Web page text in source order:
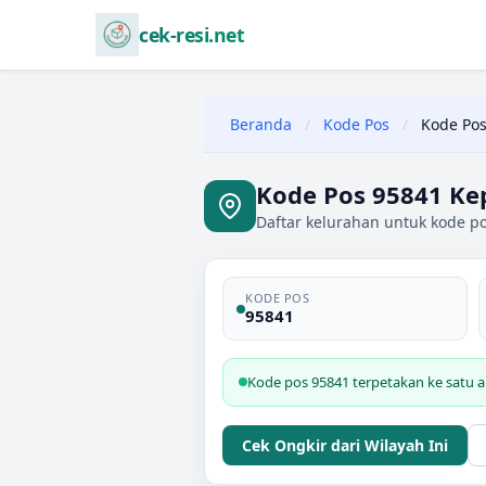
cek-resi.net
Beranda / Kode Pos / Kode
Kode Pos 95841
Daftar kelurahan untuk kode
KODE POS
95841
Kode pos 95841 terpetakan ke satu
Cek Ongkir dari Wilayah Ini